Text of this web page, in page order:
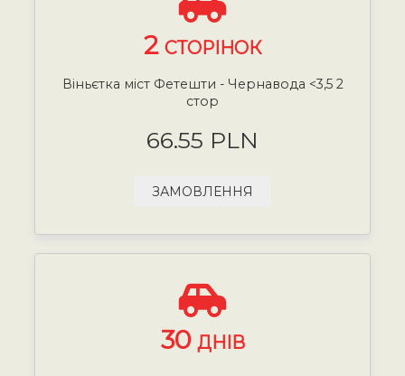
2 СТОРІНОК
Віньєтка міст Фетешти - Чернавода <3,5 2
стор
66.55 PLN
ЗАМОВЛЕННЯ
30 ДНІВ